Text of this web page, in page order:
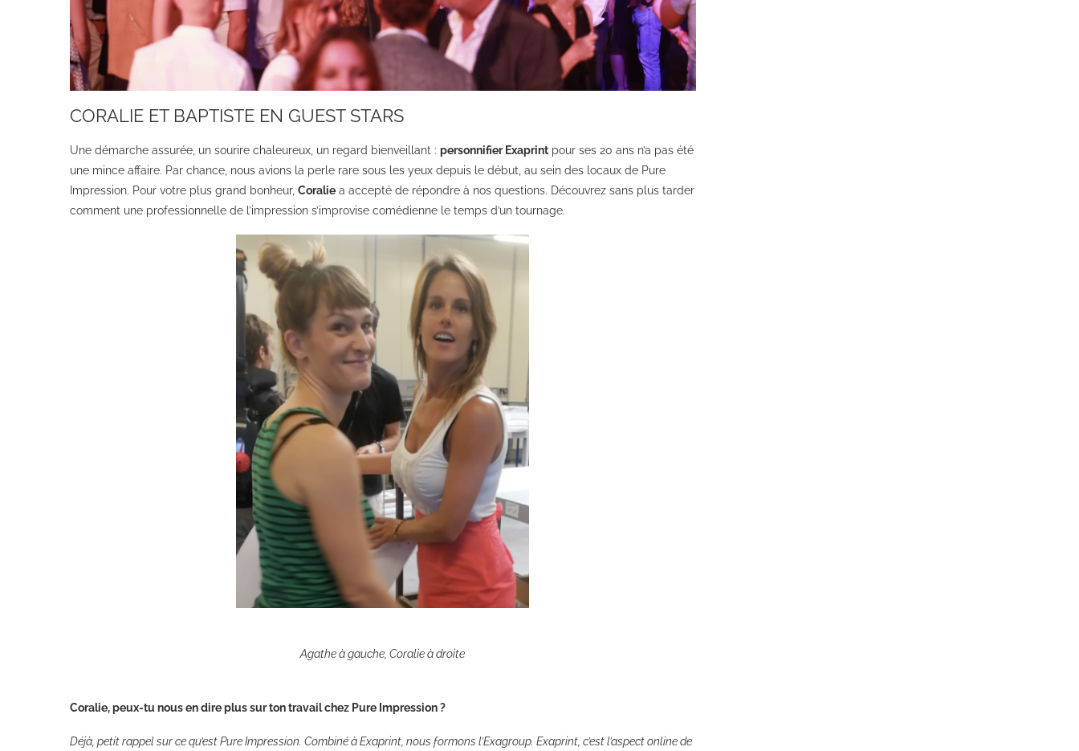
CORALIE ET BAPTISTE EN GUEST STARS
Une démarche assurée, un sourire chaleureux, un regard bienveillant : personnifier Exaprint pour ses 20 ans n’a pas été
une mince affaire. Par chance, nous avions la perle rare sous les yeux depuis le début, au sein des locaux de Pure
Impression. Pour votre plus grand bonheur, Coralie a accepté de répondre à nos questions. Découvrez sans plus tarder
comment une professionnelle de l’impression s’improvise comédienne le temps d’un tournage.
Agathe à gauche, Coralie à droite
Coralie, peux-tu nous en dire plus sur ton travail chez Pure Impression ?
Déjà, petit rappel sur ce qu’est Pure Impression. Combiné à Exaprint, nous formons l’Exagroup. Exaprint, c’est l’aspect online de